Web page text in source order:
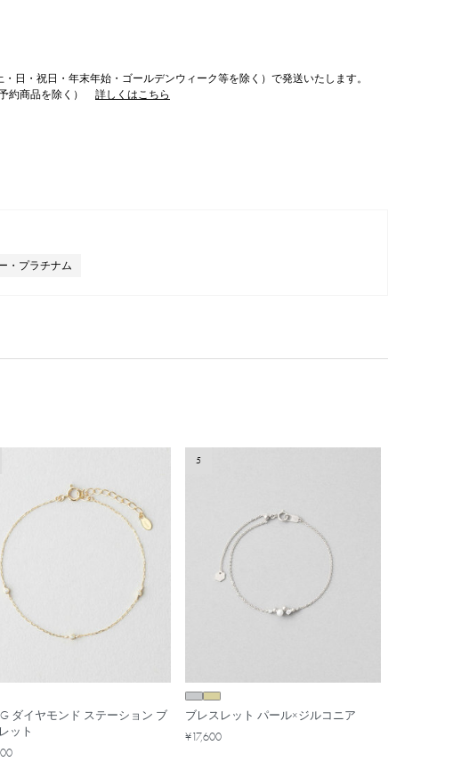
日・祝日・年末年始・ゴールデンウィーク等を除く）で発送いたします。
約商品を除く）
詳しくはこちら
・プラチナム
ダイヤモンド ステーション ブ
ット
5
ブレスレット パール×ジルコニア
¥17,600